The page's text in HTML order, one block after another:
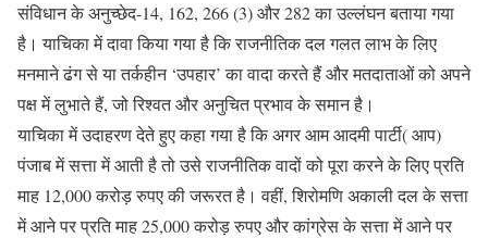
संविधान के अनुच्छेद-14, 162, 266 (3) और 282 का उल्लंघन बताया गया
है। याचिका में दावा किया गया है कि राजनीतिक दल गलत लाभ के लिए
मनमाने ढंग से या तर्कहीन ‘उपहार’ का वादा करते हैं और मतदाताओं को अपने
पक्ष में लुभाते हैं, जो रिश्वत और अनुचित प्रभाव के समान है।
याचिका में उदाहरण देते हुए कहा गया है कि अगर आम आदमी पार्टी( आप)
पंजाब में सत्ता में आती है तो उसे राजनीतिक वादों को पूरा करने के लिए प्रति
माह 12,000 करोड़ रुपए की जरूरत है। वहीं, शिरोमणि अकाली दल के सत्ता
में आने पर प्रति माह 25,000 करोड़ रुपए और कांग्रेस के सत्ता में आने पर